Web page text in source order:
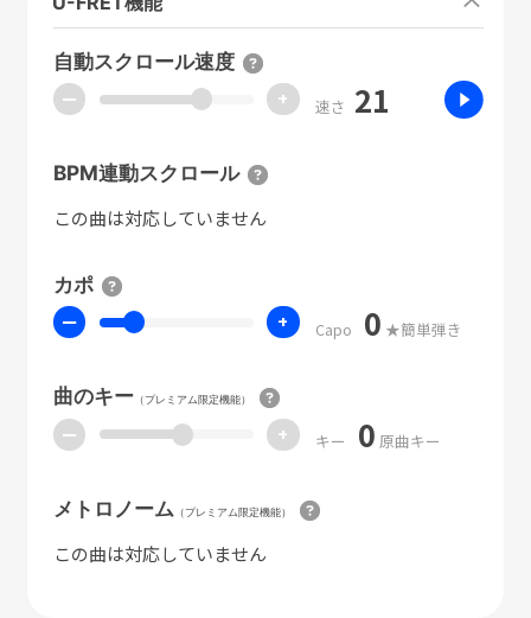
自動スクロール速度
ー + 速さ 21
BPM連動スクロール
この曲は対応していません
カポ
ー + Capo 0 ★簡単弾き
曲のキー（プレミアム限定機能）
ー + キー 0 原曲キー
メトロノーム （プレミアム限定機能）
この曲は対応していません